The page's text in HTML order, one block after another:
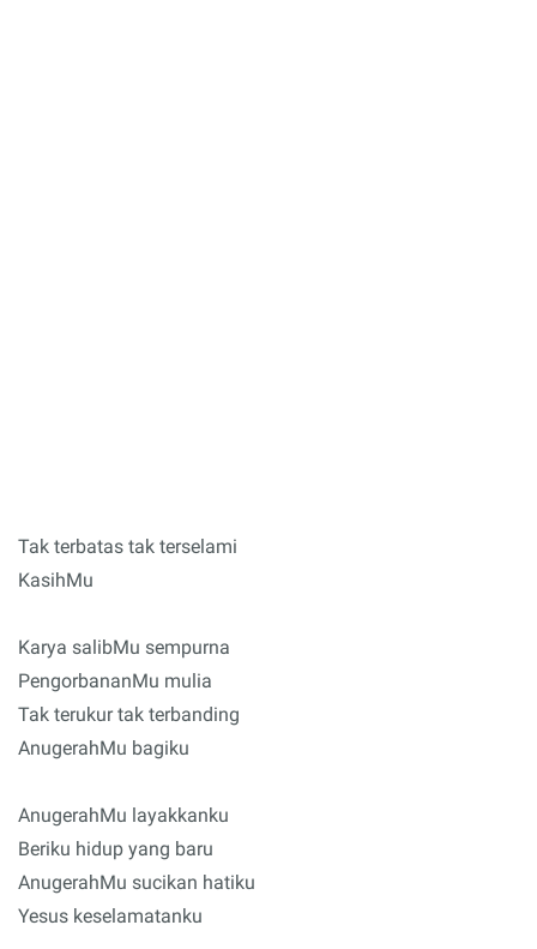
Tak terbatas tak terselami
KasihMu
Karya salibMu sempurna
PengorbananMu mulia
Tak terukur tak terbanding
AnugerahMu bagiku
AnugerahMu layakkanku
Beriku hidup yang baru
AnugerahMu sucikan hatiku
Yesus keselamatanku